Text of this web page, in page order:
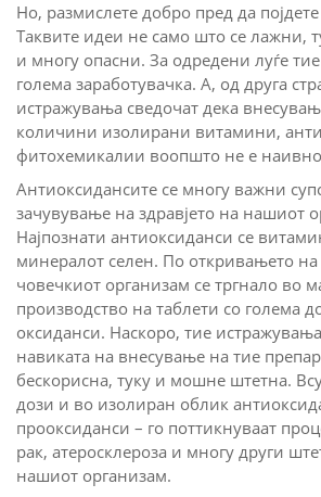
Но, размислете добро пред да
Таквите идеи не само што се лажни,
и многу опасни. За одредени луѓе
голема заработувачка. А, од друга
истражувања сведочат дека
количини изолирани витамини,
фитохемикалии воопшто не е
Антиоксидансите се многу важни
зачувување на здравјето на нашиот
Најпознати антиоксиданси се
минералот селен. По откривањето на
човечкиот организам се тргнало во
производство на таблети со голема
оксиданси. Наскоро, тие
навиката на внесување на тие
бескорисна, туку и мошне штетна.
дози и во изолиран облик
прооксиданси – го поттикнуваат
рак, атеросклероза и многу други
нашиот организам.